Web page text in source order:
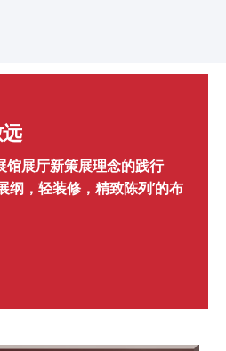
馆展厅新策展理念的践行
纲，轻装修，精致陈列’的布